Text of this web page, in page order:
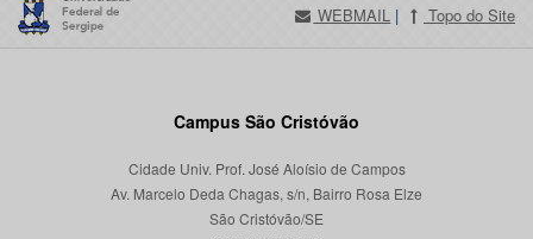
WEBMAIL | Topo do Site
Campus São Cristóvão
Cidade Univ. Prof. José Aloísio de Campos
Av. Marcelo Deda Chagas, s/n, Bairro Rosa Elze
São Cristóvão/SE